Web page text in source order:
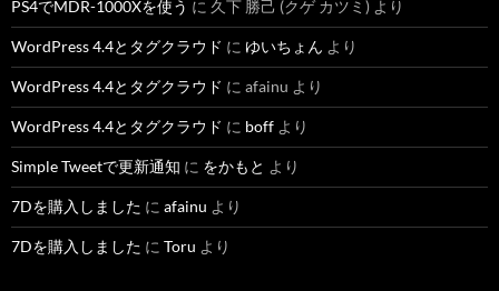
PS4でMDR-1000Xを使う に 久下 勝己 (クゲ カツミ) より
WordPress 4.4とタグクラウド に ゆいちょん より
WordPress 4.4とタグクラウド に afainu より
WordPress 4.4とタグクラウド に boff より
Simple Tweetで更新通知 に をかもと より
7Dを購入しました に afainu より
7Dを購入しました に Toru より